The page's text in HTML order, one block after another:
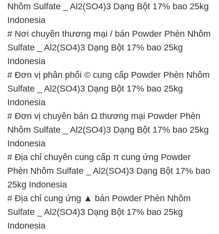
Nhôm Sulfate _ Al2(SO4)3 Dạng Bột 17% bao 25kg
Indonesia
# Nơi chuyên thương mại / bán Powder Phèn Nhôm
Sulfate _ Al2(SO4)3 Dạng Bột 17% bao 25kg
Indonesia
# Đơn vị phân phối © cung cấp Powder Phèn Nhôm
Sulfate _ Al2(SO4)3 Dạng Bột 17% bao 25kg
Indonesia
# Đơn vị chuyên bán Ω thương mại Powder Phèn
Nhôm Sulfate _ Al2(SO4)3 Dạng Bột 17% bao 25kg
Indonesia
# Địa chỉ chuyên cung cấp π cung ứng Powder
Phèn Nhôm Sulfate _ Al2(SO4)3 Dạng Bột 17% bao
25kg Indonesia
# Địa chỉ cung ứng ▲ bán Powder Phèn Nhôm
Sulfate _ Al2(SO4)3 Dạng Bột 17% bao 25kg
Indonesia